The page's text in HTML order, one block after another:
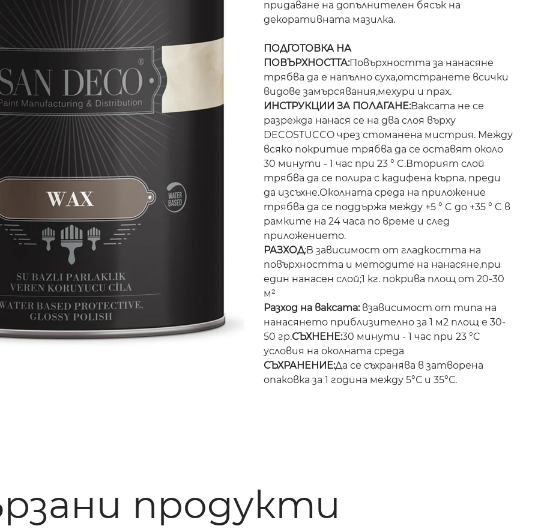
придаване на допълнителен бясък на
декоративната мазилка.
ПОДГОТОВКА НА
ПОВЪРХНОСТТА:Повърхността за нанасяне
трябва да е напълно суха,отстранете всички
видове замърсявания,мехури и прах.
ИНСТРУКЦИИ ЗА ПОЛАГАНЕ:Ваксата не се
разрежда нанася се на два слоя върху
DECOSTUCCO чрез стоманена мистрия. Между
всяко покритие трябва да се оставят около
30 минути - 1 час при 23 ° C.Вторият слой
трябва да се полира с кадифена кърпа, преди
да изсъхне.Околната среда на приложение
трябва да се поддържа между +5 ° C до +35 ° C в
рамките на 24 часа по време и след
приложението.
РАЗХОД:В зависимост от гладкостта на
повърхността и методите на нанасяне,при
един нанасен слой;1 кг. покрива площ от 20-30
м²
Разход на ваксата: взависимост от типа на
нанасянето приблизително за 1 м2 площ е 30-
50 гр.​СЪХНЕНЕ:30 минути - 1 час при 23 °C
условия на околната среда​
СЪХРАНЕНИЕ:Да се съхранява в затворена
опаковка за 1 година между 5°С и 35°С.
продукти